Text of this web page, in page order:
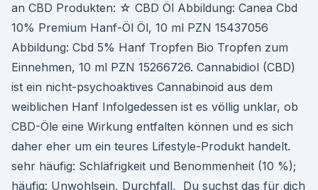
an CBD Produkten: ☆ CBD Öl Abbildung: Canea Cbd
10% Premium Hanf-Öl Öl, 10 ml PZN 15437056
Abbildung: Cbd 5% Hanf Tropfen Bio Tropfen zum
Einnehmen, 10 ml PZN 15266726. Cannabidiol (CBD)
ist ein nicht-psychoaktives Cannabinoid aus dem
weiblichen Hanf Infolgedessen ist es völlig unklar, ob
CBD-Öle eine Wirkung entfalten können und es sich
daher eher um ein teures Lifestyle-Produkt handelt.
sehr häufig: Schläfrigkeit und Benommenheit (10 %);
häufig: Unwohlsein, Durchfall, Du suchst das für dich